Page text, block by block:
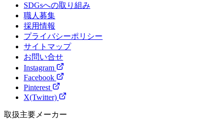
SDGsへの取り組み
職人募集
採用情報
プライバシーポリシー
サイトマップ
お問い合せ
Instagram
Facebook
Pinterest
X(Twitter)
取扱主要メーカー